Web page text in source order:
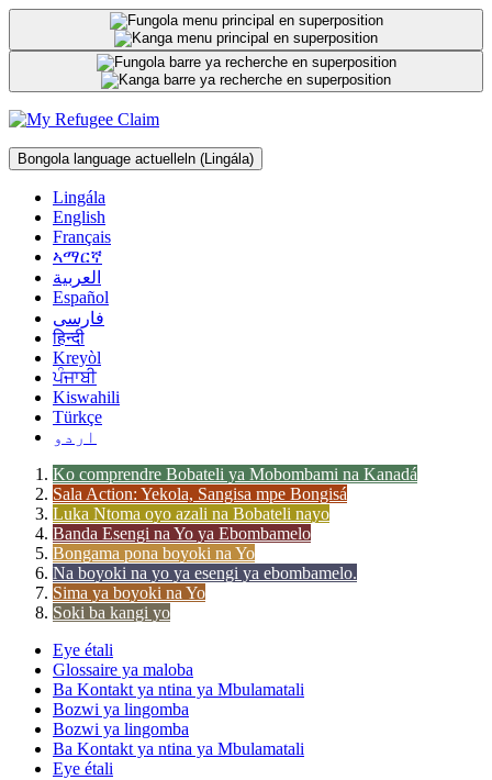
Passer
contenu
Bongola language actuelle ln (Lingála)
Lingála
English
Français
ኣማርኛ
العربية
Español
فارسی
हिन्दी
Kreyòl
ਪੰਜਾਬੀ
Kiswahili
Türkçe
اردو
Ko comprendre Bobateli ya Mobombami na Kanadá
Sala Action: Yekola, Sangisa mpe Bongisá
Luka Ntoma oyo azali na Bobateli nayo
Banda Esengi na Yo ya Ebombamelo
Bongama pona boyoki na Yo
Na boyoki na yo ya esengi ya ebombamelo.
Sima ya boyoki na Yo
Soki ba kangi yo
Eye étali
Glossaire ya maloba
Ba Kontakt ya ntina ya Mbulamatali
Bozwi ya lingomba
Bozwi ya lingomba
Ba Kontakt ya ntina ya Mbulamatali
Eye étali